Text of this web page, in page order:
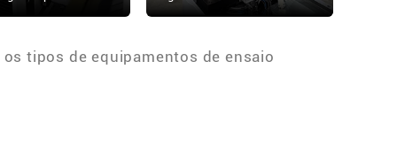
tipos de equipamentos de ensaio